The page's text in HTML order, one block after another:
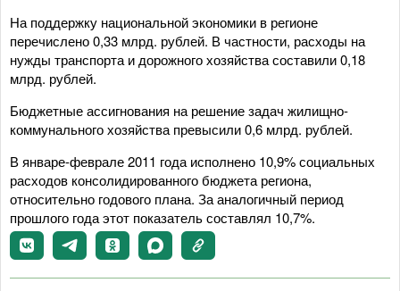
На поддержку национальной экономики в регионе
перечислено 0,33 млрд. рублей. В частности, расходы на
нужды транспорта и дорожного хозяйства составили 0,18
млрд. рублей.
Бюджетные ассигнования на решение задач жилищно-
коммунального хозяйства превысили 0,6 млрд. рублей.
В январе-феврале 2011 года исполнено 10,9% социальных
расходов консолидированного бюджета региона,
относительно годового плана. За аналогичный период
прошлого года этот показатель составлял 10,7%.